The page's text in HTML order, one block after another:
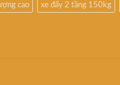
cao xe đẩy 2 tầng 150kg